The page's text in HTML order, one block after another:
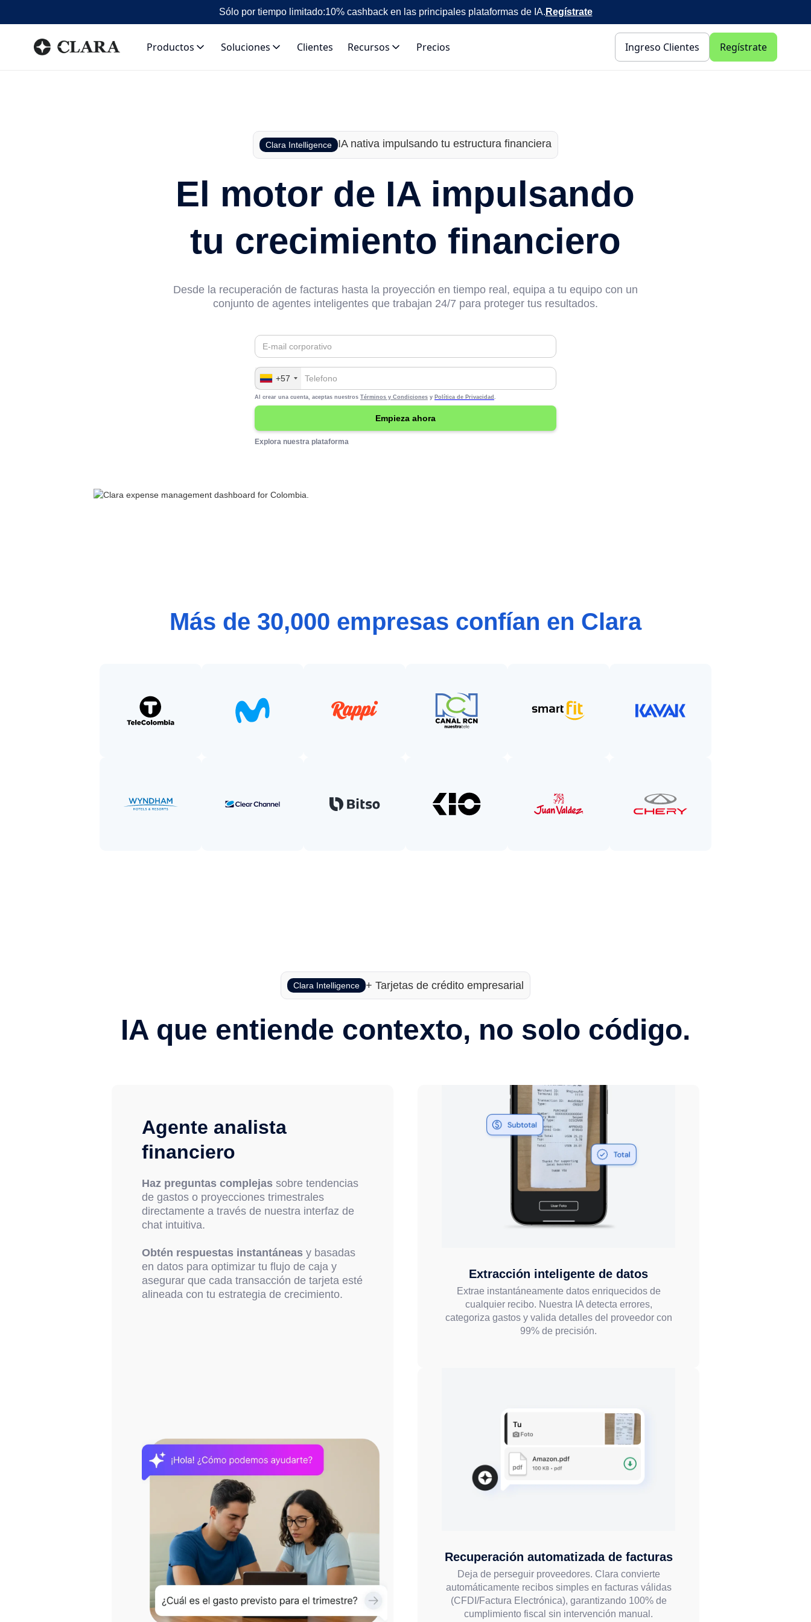
Sólo por tiempo limitado:10% cashback en las principales plataformas de IA. Regístrate
Productos Soluciones Clientes Recursos Precios Ingreso Clientes Regístrate
Clara Intelligence IA nativa impulsando tu estructura financiera
El motor de IA impulsando
tu crecimiento financiero
Desde la recuperación de facturas hasta la proyección en tiempo real, equipa a tu equipo con un
conjunto de agentes inteligentes que trabajan 24/7 para proteger tus resultados.
+57
Al crear una cuenta, aceptas nuestros Términos y Condicionesy Política de Privacidad .
Explora nuestra plataforma
Más de 30,000 empresas confían en Clara
Clara Intelligence + Tarjetas de crédito empresarial
IA que entiende contexto, no solo código.
Agente analista
financiero
Haz preguntas complejassobre tendencias
de gastos o proyecciones trimestrales
directamente a través de nuestra interfaz de
chat intuitiva.
Obtén respuestas instantáneasy basadas
en datos para optimizar tu flujo de caja y
asegurar que cada transacción de tarjeta esté
alineada con tu estrategia de crecimiento.
Extracción inteligente de datos
Extrae instantáneamente datos enriquecidos de
cualquier recibo. Nuestra IA detecta errores,
categoriza gastos y valida detalles del proveedor con
99% de precisión.
Recuperación automatizada de facturas
Deja de perseguir proveedores. Clara convierte
automáticamente recibos simples en facturas válidas
(CFDI/Factura Electrónica), garantizando 100% de
cumplimiento fiscal sin intervención manual.